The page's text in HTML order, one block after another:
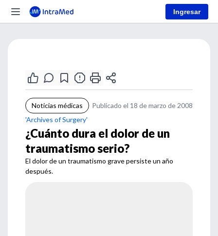
Ingresar
Noticias médicas
Publicado el 18 de marzo de 2008
'Archives of Surgery'
¿Cuánto dura el dolor de un
traumatismo serio?
El dolor de un traumatismo grave persiste un año
después.